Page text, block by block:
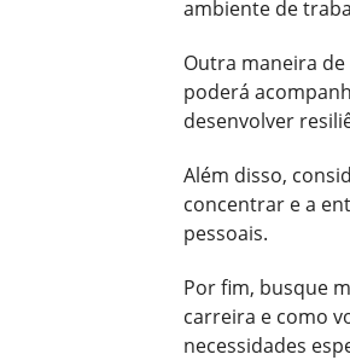
ambiente de
Outra maneira
poderá
desenvolver
Além disso,
concentrar e a
pessoais.
Por fim, busque
carreira e como
necessidades